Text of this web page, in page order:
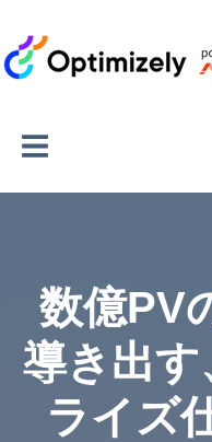
数億PV
導き出
ライズ